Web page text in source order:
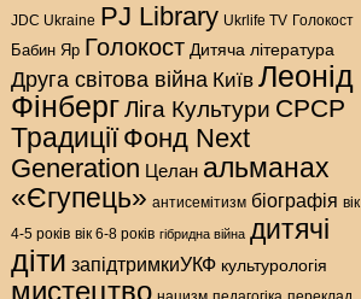
JDC Ukraine PJ Library Ukrlife TV Голокост
Бабин Яр Голокост Дитяча література
Друга світова війна Київ Леонід
Фінберг Ліга Культури СРСР
ТрадиціїФонд Next
Generation Целан альманах
«Єгупець» антисемітизм біографія вік
4-5 років вік 6-8 років гібридна війна дитячі
діти запідтримкиУКФ культурологія
мистецтво